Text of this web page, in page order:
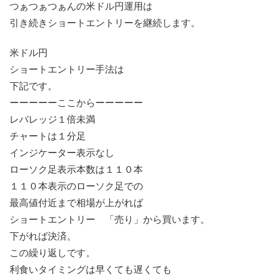
つぁつぁつぁんの米ドル円運用は
引き続きショートエントリーを継続します。
米ドル円
ショートエントリー手法は
下記です。
ーーーーーここからーーーーー
レバレッジ１倍未満
チャートは１分足
インジケーター表示なし
ローソク足表示本数は１１０本
１１０本表示のローソク足での
最高値付近まで相場が上がれば
ショートエントリー 「売り」から買います。
下がれば決済。
この繰り返しです。
利食いタイミングは早くても遅くても